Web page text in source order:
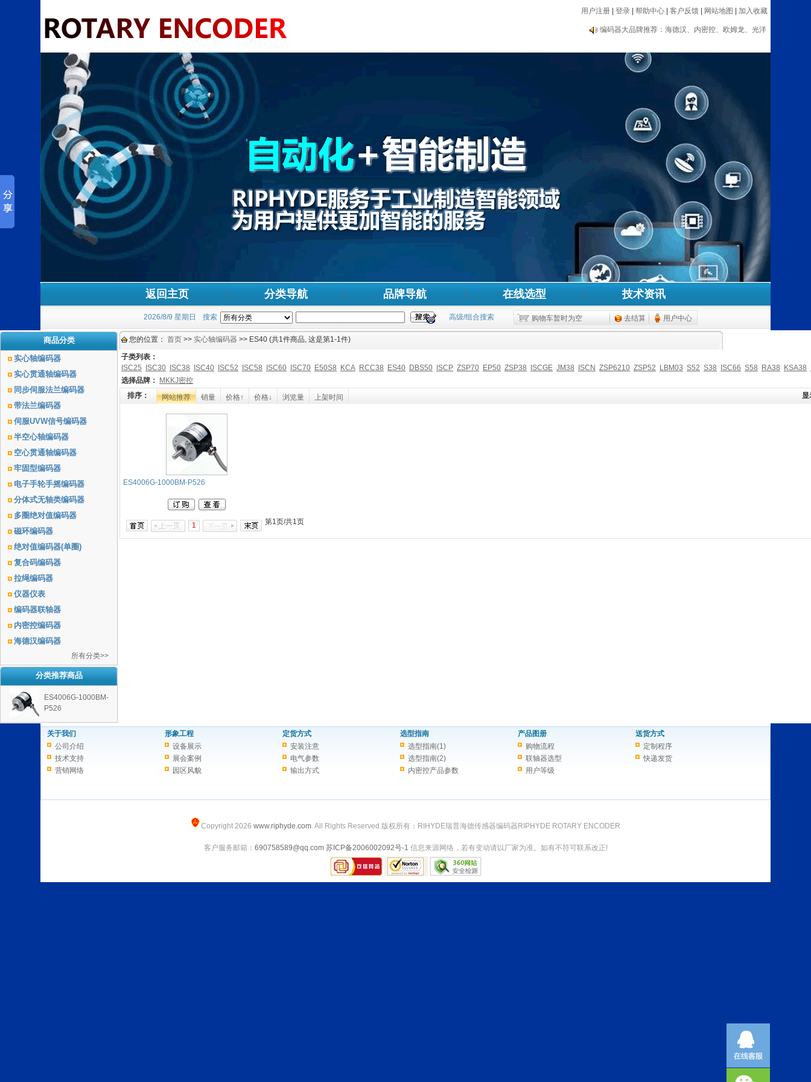
用户注册 登录 帮助中心 客户反馈 网站地图 加入收藏
编码器大品牌推荐：海德汉、内密控、欧姆龙、光洋
速器等设备
编码器大品牌推荐：海德汉、内密控、欧姆龙、光洋
自动化类：传感器、编码器、电子手轮、数显表、测
返回主页 分类导航 品牌导航 在线选型 技术资讯
2026/8/9 星期日 搜索 高级/组合搜索 购物车暂时为空 去结算 用户中心
商品分类
实心轴编码器
实心贯通轴编码器
同步伺服法兰编码器
带法兰编码器
伺服UVW信号编码器
半空心轴编码器
空心贯通轴编码器
牢固型编码器
电子手轮手摇编码器
分体式无轴类编码器
多圈绝对值编码器
磁环编码器
绝对值编码器(单圈)
复合码编码器
拉绳编码器
仪器仪表
编码器联轴器
内密控编码器
海德汉编码器
所有分类>>
分类推荐商品
ES4006G-1000BM-
P526
您的位置： 首页 >> 实心轴编码器 >> ES40 (共1件商品, 这是第1-1件)
子类列表：
ISC25
ISC30 ISC38 ISC40 ISC52 ISC58 ISC60 ISC70 E50S8 KCA RCC38 ES40 DBS50 ISCP ZSP70 EP50 ZSP38 ISCGE JM38 ISCN ZSP6210 ZSP52 LBM03 S52 S38 ISC66 S58 RA38 KSA38
选择品牌：
MKKJ密控
排序：
网站推荐 销量 价格↑ 价格↓ 浏览量 上架时间 显
ES4006G-1000BM-P526
第1页/共1页
1
关于我们
公司介绍
技术支持
营销网络
形象工程
设备展示
展会案例
园区风貌
定货方式
安装注意
电气参数
输出方式
选型指南
选型指南(1)
选型指南(2)
内密控产品参数
产品图册
购物流程
联轴器选型
用户等级
送货方式
定制程序
快递发货
Copyright 2026 www.riphyde.com. All Rights Reserved.版权所有：RIHYDE瑞普海德传感器编码器RIPHYDE ROTARY ENCODER
客户服务邮箱： 690758589@qq.com 苏ICP备2006002092号-1 信息来源网络，若有变动请以厂家为准。如有不符可联系改正!